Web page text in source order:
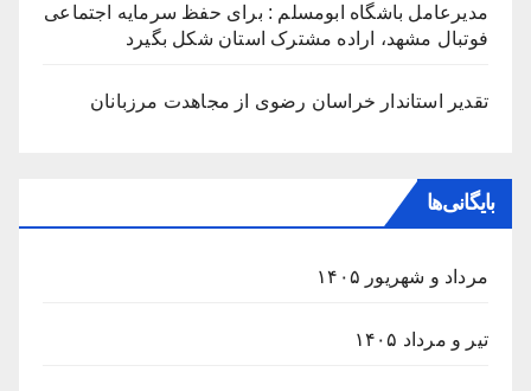
مدیرعامل باشگاه ابومسلم : برای حفظ سرمایه اجتماعی
فوتبال مشهد، اراده مشترک استان شکل بگیرد
تقدیر استاندار خراسان رضوی از مجاهدت مرزبانان
بایگانی‌ها
مرداد و شهریور ۱۴۰۵
تیر و مرداد ۱۴۰۵